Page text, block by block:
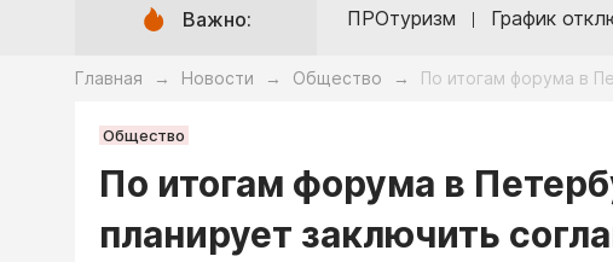
Важно: ПРОтуризм График
Главная → Новости → Общество → По итогам форума в
Общество
По итогам форума в
планирует заключить